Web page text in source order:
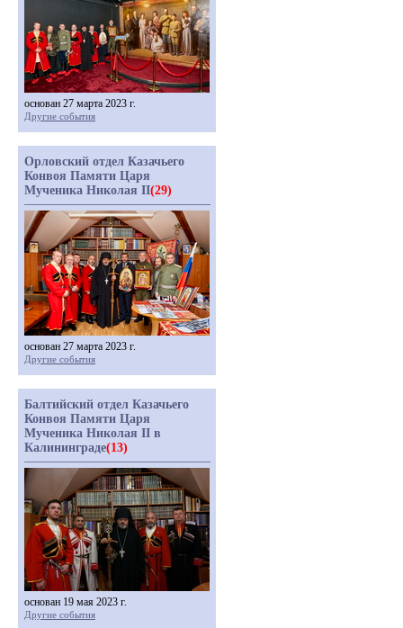
основан 27 марта 2023 г.
Другие события
Орловский отдел Казачьего
Конвоя Памяти Царя
Мученика Николая II(29)
основан 27 марта 2023 г.
Другие события
Балтийский отдел Казачьего
Конвоя Памяти Царя
Мученика Николая II в
Калининграде(13)
основан 19 мая 2023 г.
Другие события